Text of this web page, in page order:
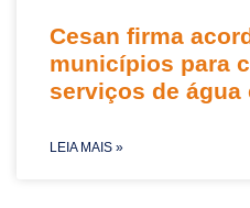
Cesan firma
municípios para
serviços de água
LEIA MAIS »